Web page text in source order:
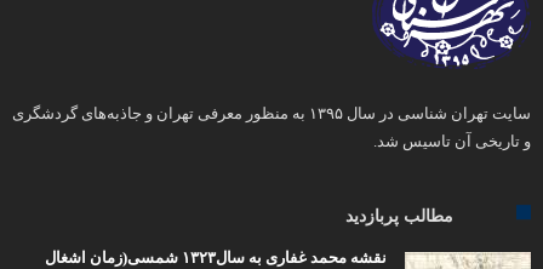
سایت تهران شناسی در سال ۱۳۹۵ به منظور معرفی تهران و جاذبه‌های گردشگری
و تاریخی آن تاسیس شد.
مطالب پربازدید
نقشه محمد غفاری به سال۱۳۲۳ شمسی(زمان اشغال